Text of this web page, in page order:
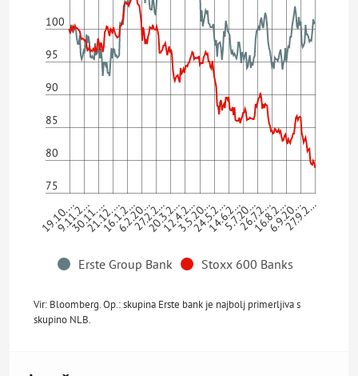
75
80
85
90
95
100
19.10.…
9.11.2…
30.11.…
21.12.…
16.1.2…
6.2.20…
27.2.2…
20.3.2…
12.4.2…
3.5.20…
24.5.2…
14.6.2…
5.7.20…
26.7.2…
16.8.2…
6.9.20…
27.9.2…
Erste Group Bank Stoxx 600 Banks
Vir: Bloomberg. Op.: skupina Erste bank je najbolj primerljiva s
skupino NLB.